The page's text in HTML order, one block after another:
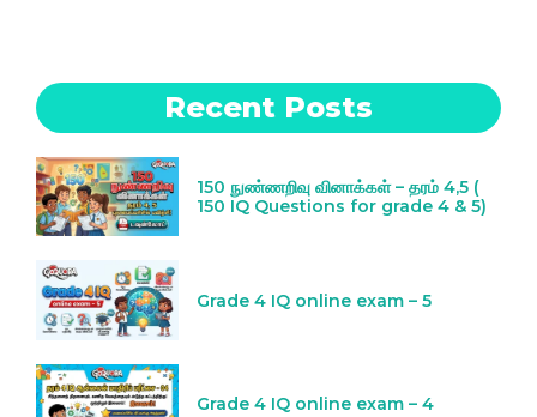
Recent Posts
150 நுண்ணறிவு வினாக்கள் – தரம் 4,5 (
150 IQ Questions for grade 4 & 5)
Grade 4 IQ online exam – 5
Grade 4 IQ online exam – 4